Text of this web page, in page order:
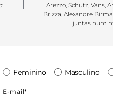
Arezzo, Schutz, Vans,
Brizza, Alexandre
juntas num
Feminino Masculino
E-mail*